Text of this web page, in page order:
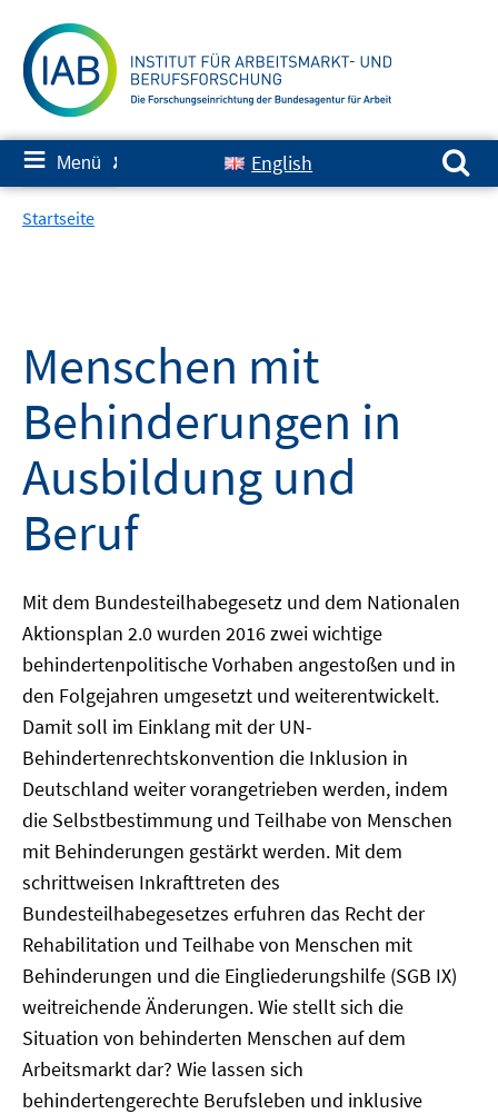
zum
Inhalt
≡ Menü ✘ English
Suchen nach:
Startseite
Menschen mit
Behinderungen in
Ausbildung und
Beruf
Mit dem Bundesteilhabegesetz und dem Nationalen
Aktionsplan 2.0 wurden 2016 zwei wichtige
behindertenpolitische Vorhaben angestoßen und in
den Folgejahren umgesetzt und weiterentwickelt.
Damit soll im Einklang mit der UN-
Behindertenrechtskonvention die Inklusion in
Deutschland weiter vorangetrieben werden, indem
die Selbstbestimmung und Teilhabe von Menschen
mit Behinderungen gestärkt werden. Mit dem
schrittweisen Inkrafttreten des
Bundesteilhabegesetzes erfuhren das Recht der
Rehabilitation und Teilhabe von Menschen mit
Behinderungen und die Eingliederungshilfe (SGB IX)
weitreichende Änderungen. Wie stellt sich die
Situation von behinderten Menschen auf dem
Arbeitsmarkt dar? Wie lassen sich
behindertengerechte Berufsleben und inklusive